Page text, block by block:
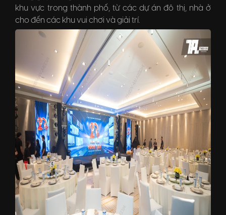
khu vực trong thành phố, từ các dự án đô thị, nhà ở
cho đến các khu vui chơi và giải trí.